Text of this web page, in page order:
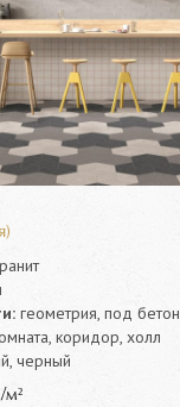
геометрия, под бетон
коридор, холл
черный
м²